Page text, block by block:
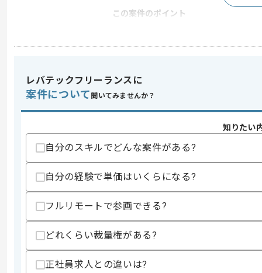
この案件のポイント
業務内容
新規開発 , 追加開発 ,
特徴
スキル
求めるスキル
・iOSアプリの開発経験3年以上
・SwiftおよびObjective-Cを用いた開発
歓迎スキル
・アジャイル開発の経験
・新規サービスの立ち上げ経験
レバテックフリーランスに
案件について 聞いてみませんか？
知りたい
自分のスキルでどんな案件がある?
自分の経験で単価はいくらになる?
フルリモートで参画できる?
どれくらい裁量権がある?
正社員求人との違いは?